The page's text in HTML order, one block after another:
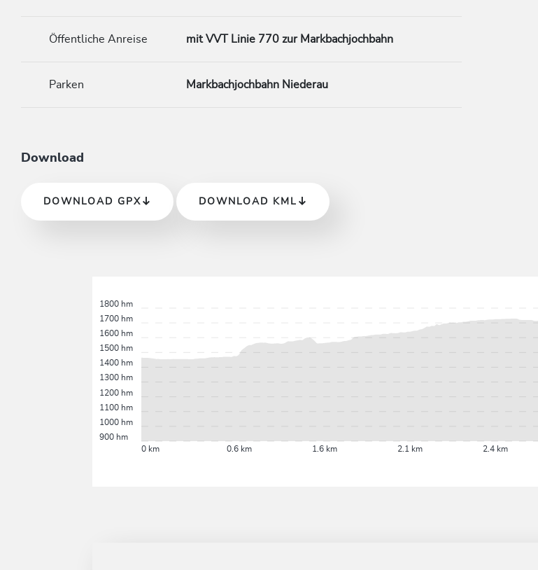
Öffentliche Anreise mit VVT Linie 770 zur Markbachjochbahn
Parken Markbachjochbahn Niederau
Download
DOWNLOAD GPX DOWNLOAD KML
0 km 0.6 km 1.6 km 2.1 km 2.4 km
900 hm
1000 hm
1100 hm
1200 hm
1300 hm
1400 hm
1500 hm
1600 hm
1700 hm
1800 hm